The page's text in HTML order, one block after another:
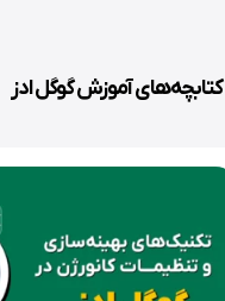
کتابچه‌های آموزش گوگل ادز